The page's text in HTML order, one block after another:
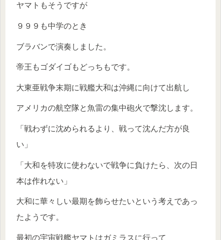
ヤマトもそうですが
９９９も中学のとき
ブラバンで演奏しました。
帝王もゴダイゴもどっちもです。
大東亜戦争末期に戦艦大和は沖縄に向けて出航し
アメリカの航空隊と魚雷の集中砲火で撃沈します。
「戦わずに沈められるより、戦って沈んだ方が良
い」
「大和を特攻に使わないで戦争に負けたら、次の日
本は作れない」
大和に華々しい最期を飾らせたいという考えであっ
たようです。
最初の宇宙戦艦ヤマトはガミラスに行って